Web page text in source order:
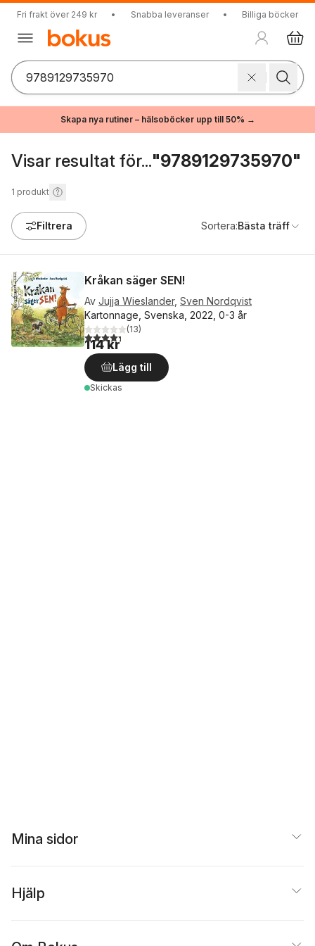
Fri frakt över 249 kr • Snabba leveranser • Billiga böcker
Skapa nya rutiner – hälsoböcker upp till 50% →
Visar resultat för..."9789129735970"
1 produkt
Filtrera Sortera:Bästa träff
Kråkan säger SEN!
Av Jujja Wieslander, Sven Nordqvist
Kartonnage, Svenska, 2022, 0-3 år
4,3utav 5 stjärnor. Totalt antal röster:
(13)
114 kr
Lägg till
Skickas
Mina sidor
Hjälp